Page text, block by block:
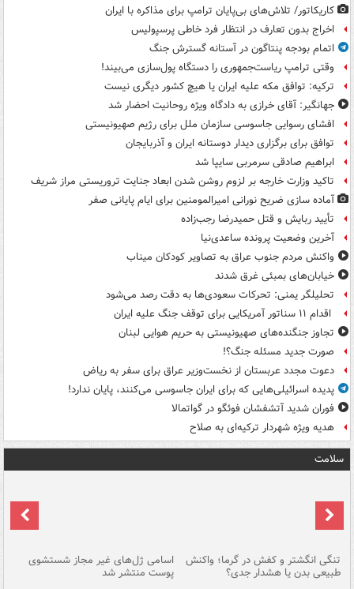
کاریکاتور/ تلاش‌های بی‌پایان ترامپ برای مذاکره با ایران
اخراج بدون تعارف در انتظار فرد خاطی پرسپولیس
اتمام بودجه پنتاگون در آستانه گسترش جنگ
وقتی ترامپ ریاست‌جمهوری را دستگاه پول‌سازی می‌بیند!
ترکیه: توافق مکه علیه ایران یا هیچ کشور دیگری نیست
جهانگیر: آقای خرازی به دادگاه ویژه روحانیت احضار شد
افشای رسوایی جاسوسی سازمان ملل برای رژیم صهیونیستی
توافق برای برگزاری دیدار دوستانه ایران و آذربایجان
ابراهیم صادقی سرمربی سایپا شد
تاکید وزارت خارجه بر لزوم روشن شدن ابعاد جنایت تروریستی مراز شریف
آماده سازی ضریح نورانی امیرالمومنین برای ایام پایانی صفر
تأیید ربایش و قتل حمیدرضا رجب‌زاده
آخرین وضعیت پرونده ساعدی‌نیا
واکنش مردم جنوب عراق به تصاویر کودکان میناب
خیابان‌های بمبئی غرق شدند
تحلیلگر یمنی: تحرکات سعودی‌ها به دقت رصد می‌شود
اقدام ۱۱ سناتور آمریکایی برای توقف جنگ علیه ایران
تجاوز جنگنده‌های صهیونیستی به حریم هوایی لبنان
صورت جدید مسئله جنگ؟!
دعوت مجدد عربستان از نخست‌وزیر عراق برای سفر به ریاض
پدیده اسرائیلی‌هایی که برای ایران جاسوسی می‌کنند، پایان ندارد!
فوران شدید آتشفشان فوئگو در گواتمالا
هدیه ویژه شهردار ترکیه‌ای به صلاح
سلامت
تنگی انگشتر و کفش در گرما؛ واکنش
طبیعی بدن یا هشدار جدی؟
اسامی ژل‌های غیر مجاز شستشوی
پوست منتشر شد